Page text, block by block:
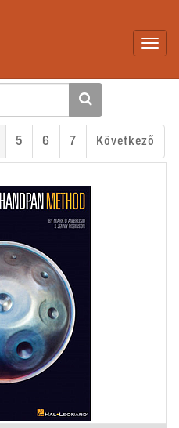
5 6 7 Következő